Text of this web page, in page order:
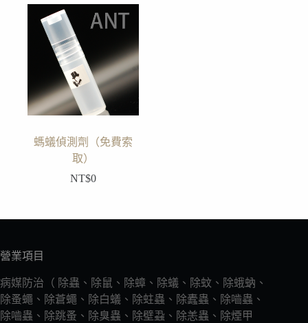
螞蟻偵測劑（免費索
取）
NT$0
營業項目
病媒防治（ 除蟲、除鼠、除蟑、除蟻、除蚊、除蛾蚋、
除蚤蠅、除蒼蠅、除白蟻、除蛀蟲、除蠹蟲、除嚙蟲、
除嚙蟲、除跳蚤、除臭蟲、除壁蝨、除恙蟲、除煙甲